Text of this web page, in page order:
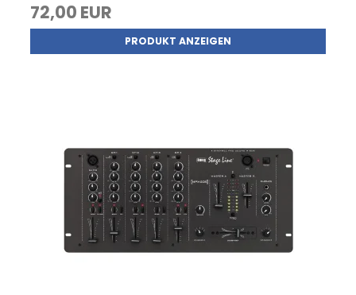
72,00 EUR
PRODUKT ANZEIGEN